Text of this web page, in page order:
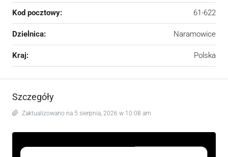
Kod pocztowy: 61-622
Dzielnica: Naramowice
Kraj: Polska
Szczegóły
Zaktualizowano na 5 sierpnia, 2026 w 10:08 am